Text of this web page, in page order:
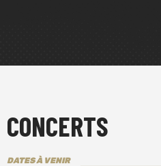
CONCERTS
DATES À VENIR